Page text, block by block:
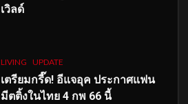
เวิลด์
LIVING UPDATE
เตรียมกรี๊ด! อีแจอุค ประกาศแฟน
มีตติ้งในไทย 4 กพ 66 นี้